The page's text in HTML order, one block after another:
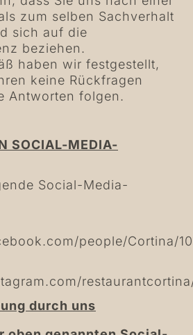
zum selben Sachverhalt
sich auf die
beziehen.
haben wir festgestellt,
keine Rückfragen
Antworten folgen.
SOCIAL-MEDIA-
Social-Media-
people/Cortina/
durch uns